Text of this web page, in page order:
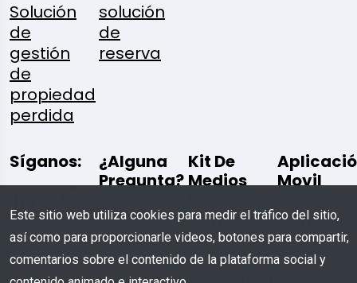
Solución
de
gestión
de
propiedad
perdida
solución
de
reserva
Síganos:
¿Alguna
Pregunta?
Escríbenos
Kit De
Medios
Comunicación
Movil
Este sitio web utiliza cookies para medir el tráfico del sitio,
así como para proporcionarle videos, botones para compartir,
comentarios sobre el contenido de la plataforma social y